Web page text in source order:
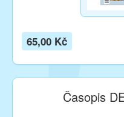
65,00 Kč
Časopis